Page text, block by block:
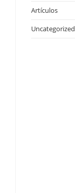
Artículos
Uncategorized